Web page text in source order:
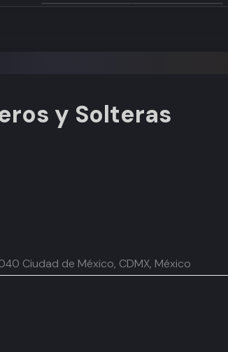
y Solteras
Ciudad de México, CDMX, México